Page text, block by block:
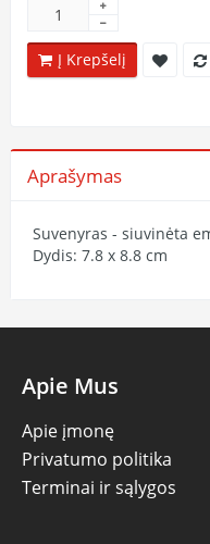
Į Krepšelį
Aprašymas
Suvenyras - siuvinėta
Dydis: 7.8 x 8.8 cm
Apie Mus
Apie įmonę
Privatumo politika
Terminai ir sąlygos